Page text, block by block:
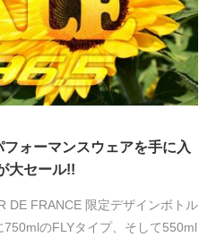
ォーマンスウェアを手に入
大セール!!
DE FRANCE 限定デザインボトル
のFLYタイプ、そして550ml